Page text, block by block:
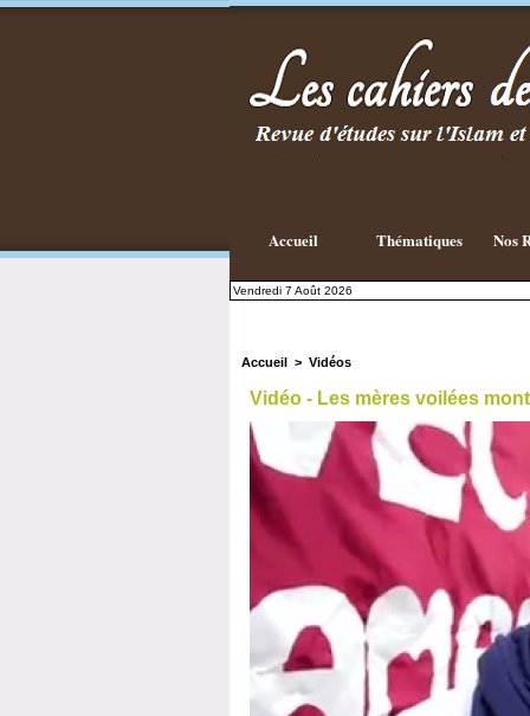
Accueil Thématiques Nos
Vendredi 7 Août 2026
Accueil > Vidéos
Vidéo - Les mères voilées